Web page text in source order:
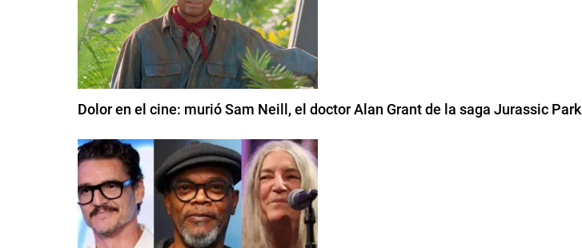
Dolor en el cine: murió Sam Neill, el doctor Alan Grant de la saga Jurassic Park